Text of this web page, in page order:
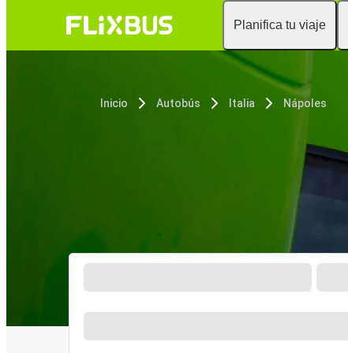
Planifica tu viaje
Inicio Autobús Italia Nápoles